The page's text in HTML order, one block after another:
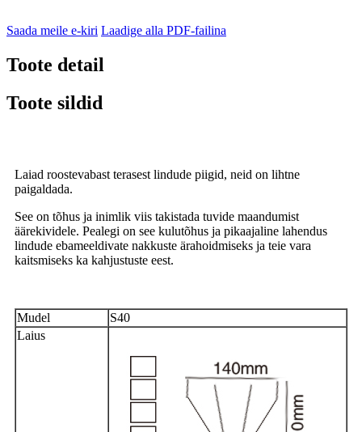
Saada meile e-kiri Laadige alla PDF-failina
Toote detail
Toote sildid
Laiad roostevabast terasest lindude piigid, neid on lihtne
paigaldada.
See on tõhus ja inimlik viis takistada tuvide maandumist
äärekividele. Pealegi on see kulutõhus ja pikaajaline lahendus
lindude ebameeldivate nakkuste ärahoidmiseks ja teie vara
kaitsmiseks ka kahjustuste eest.
Mudel
S40
Laius